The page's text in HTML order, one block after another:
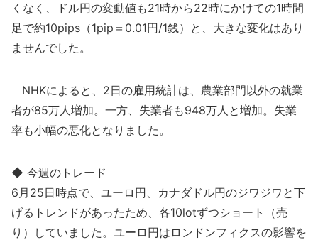
くなく、ドル円の変動値も21時から22時にかけての1時間
足で約10pips（1pip＝0.01円/1銭）と、大きな変化はあり
ませんでした。
NHKによると、2日の雇用統計は、農業部門以外の就業
者が85万人増加。一方、失業者も948万人と増加。失業
率も小幅の悪化となりました。
◆ 今週のトレード
6月25日時点で、ユーロ円、カナダドル円のジワジワと下
げるトレンドがあったため、各10lotずつショート（売
り）していました。ユーロ円はロンドンフィクスの影響を